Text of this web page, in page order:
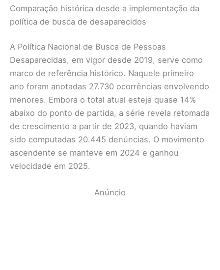
Comparação histórica desde a implementação da
política de busca de desaparecidos
A Política Nacional de Busca de Pessoas
Desaparecidas, em vigor desde 2019, serve como
marco de referência histórico. Naquele primeiro
ano foram anotadas 27.730 ocorrências envolvendo
menores. Embora o total atual esteja quase 14%
abaixo do ponto de partida, a série revela retomada
de crescimento a partir de 2023, quando haviam
sido computadas 20.445 denúncias. O movimento
ascendente se manteve em 2024 e ganhou
velocidade em 2025.
Anúncio